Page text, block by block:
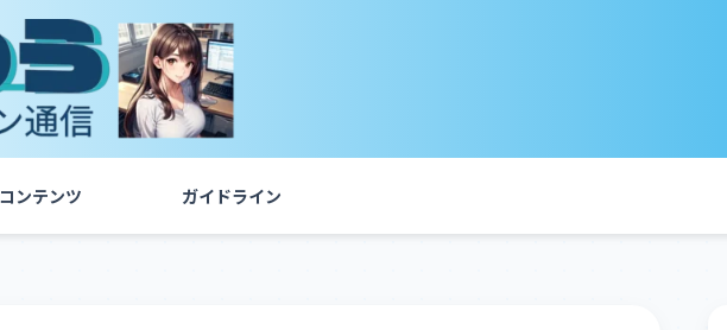
コンテンツ ガイドライン